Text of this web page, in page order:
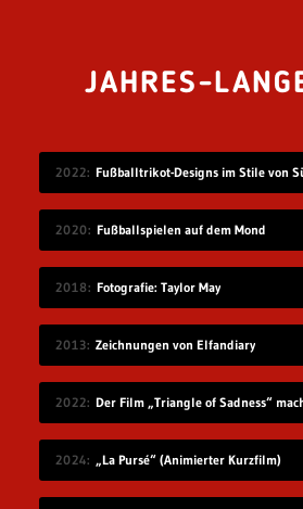
JAHRES-
2022
2020 Fußballspielen auf dem Mond
2018 Fotografie: Taylor May
2013 Zeichnungen von Elfandiary
2022
2024 „La Pursé“ (Animierter Kurzfilm)